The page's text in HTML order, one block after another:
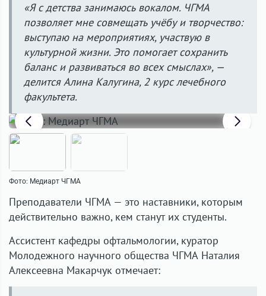
«Я с детства занимаюсь вокалом. ЧГМА
позволяет мне совмещать учёбу и творчество:
выступаю на мероприятиях, участвую в
культурной жизни. Это помогает сохранить
баланс и развиваться во всех смыслах», —
делится Алина Калугина, 2 курс лечебного
факультета.
Фото: Медиарт ЧГМА
Преподаватели ЧГМА — это наставники, которым
действительно важно, кем станут их студенты.
Ассистент кафедры офтальмологии, куратор
Молодежного научного общества ЧГМА Наталия
Алексеевна Макарчук отмечает: